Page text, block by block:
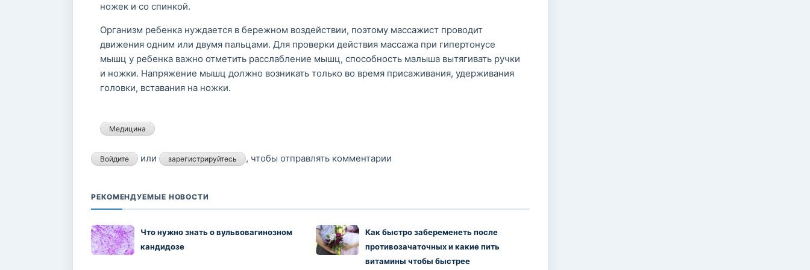
ножек и со спинкой.
Организм ребенка нуждается в бережном воздействии, поэтому массажист проводит
движения одним или двумя пальцами. Для проверки действия массажа при гипертонусе
мышц у ребенка важно отметить расслабление мышц, способность малыша вытягивать ручки
и ножки. Напряжение мышц должно возникать только во время присаживания, удерживания
головки, вставания на ножки.
Медицина
Войдите или зарегистрируйтесь , чтобы отправлять комментарии
РЕКОМЕНДУЕМЫЕ НОВОСТИ
Что нужно знать о вульвовагинозном
кандидозе
Как быстро забеременеть после
противозачаточных и какие пить
витамины чтобы быстрее